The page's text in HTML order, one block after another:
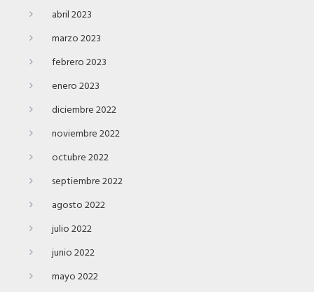
abril 2023
marzo 2023
febrero 2023
enero 2023
diciembre 2022
noviembre 2022
octubre 2022
septiembre 2022
agosto 2022
julio 2022
junio 2022
mayo 2022